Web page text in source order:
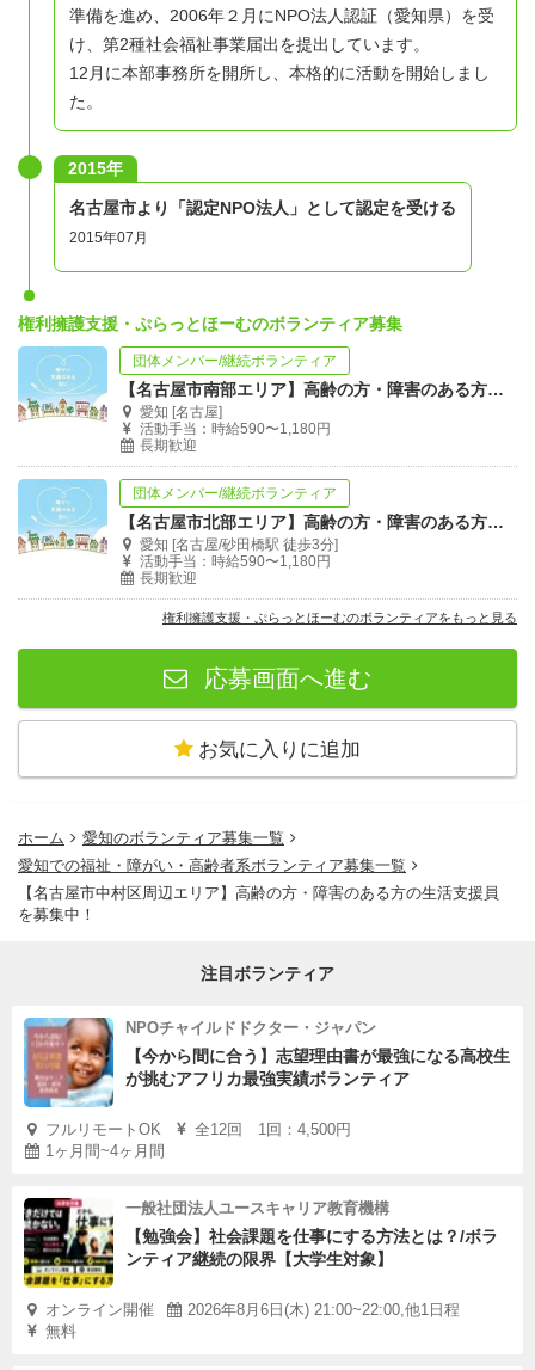
準備を進め、2006年２月にNPO法人認証（愛知県）を受
け、第2種社会福祉事業届出を提出しています。
12月に本部事務所を開所し、本格的に活動を開始しまし
た。
2015年
名古屋市より「認定NPO法人」として認定を受ける
2015年07月
権利擁護支援・ぷらっとほーむのボランティア募集
団体メンバー/継続ボランティア
【名古屋市南部エリア】高齢の方・障害のある方の生活支援員を募集中！
愛知 [名古屋]
活動手当：時給590〜1,180円
長期歓迎
団体メンバー/継続ボランティア
【名古屋市北部エリア】高齢の方・障害のある方の生活支援員を募集中！
愛知 [名古屋/砂田橋駅 徒歩3分]
活動手当：時給590〜1,180円
長期歓迎
権利擁護支援・ぷらっとほーむのボランティアをもっと見る
応募画面へ進む
お気に入りに追加
ホーム
愛知のボランティア募集一覧
愛知での福祉・障がい・高齢者系ボランティア募集一覧
【名古屋市中村区周辺エリア】高齢の方・障害のある方の生活支援員
を募集中！
注目ボランティア
NPOチャイルドドクター・ジャパン
【今から間に合う】志望理由書が最強になる高校生
が挑むアフリカ最強実績ボランティア
フルリモートOK
全12回 1回：4,500円
1ヶ月間~4ヶ月間
一般社団法人ユースキャリア教育機構
【勉強会】社会課題を仕事にする方法とは？/ボラ
ンティア継続の限界【大学生対象】
オンライン開催
2026年8月6日(木) 21:00~22:00,他1日程
無料